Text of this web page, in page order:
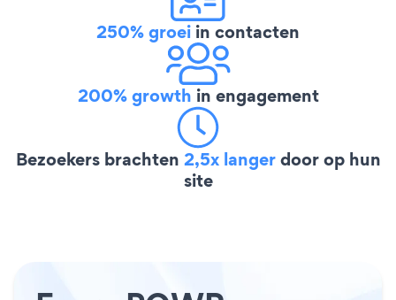
250% groei in contacten
200% growth in engagement
Bezoekers brachten 2,5x langerdoor op hun
site